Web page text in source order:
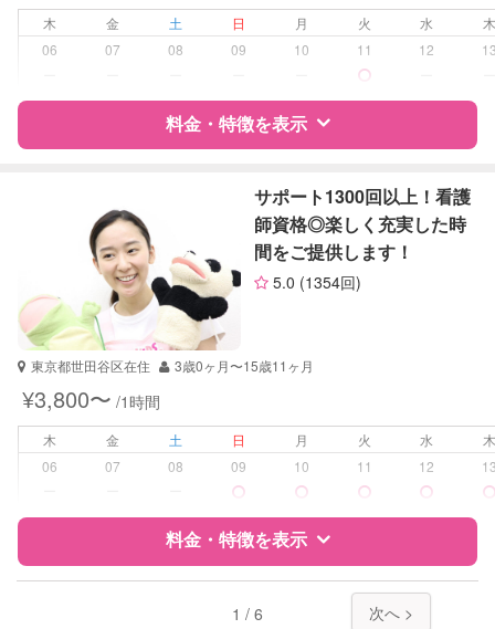
受験対策 なし
英語
木 金 土 日 月 火 水
06
07 08 09 10 11 12
料金・特徴を表示
サポートの特徴
資格
企業型割引対象(旧内閣府補助対象)
自治体届出済ベビーシッター
看護師
助産師
受験対策 高校受験
中学生
高校生
国語
サポート1300回以上！看護
師資格◎楽しく充実した時
間をご提供します！
5.0 (1354回)
東京都世田谷区在住 3歳0ヶ月〜15歳11ヶ月
¥3,800〜 /1時間
木 金 土 日 月 火 水
06
07 08 09 10 11 12
料金・特徴を表示
1 / 6 次へ >